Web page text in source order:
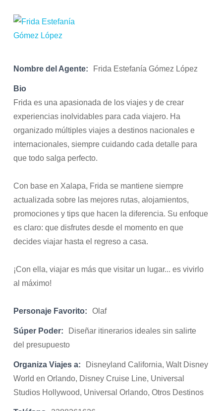
Nombre del Agente: Frida Estefanía Gómez López
Bio
Frida es una apasionada de los viajes y de crear
experiencias inolvidables para cada viajero. Ha
organizado múltiples viajes a destinos nacionales e
internacionales, siempre cuidando cada detalle para
que todo salga perfecto.
Con base en Xalapa, Frida se mantiene siempre
actualizada sobre las mejores rutas, alojamientos,
promociones y tips que hacen la diferencia. Su enfoque
es claro: que disfrutes desde el momento en que
decides viajar hasta el regreso a casa.
¡Con ella, viajar es más que visitar un lugar... es vivirlo
al máximo!
Personaje Favorito: Olaf
Súper Poder:
Diseñar itinerarios ideales sin salirte
del presupuesto
Organiza Viajes a:
Disneyland California, Walt Disney
World en Orlando, Disney Cruise Line, Universal
Studios Hollywood, Universal Orlando, Otros Destinos